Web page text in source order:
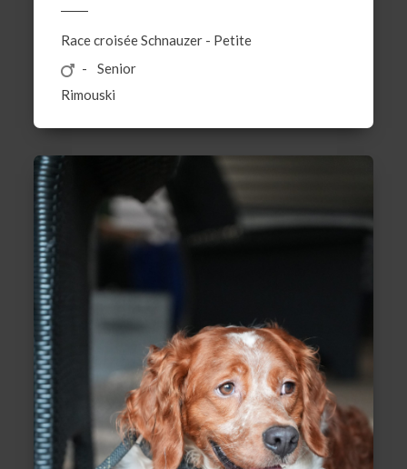
Race croiséeSchnauzer - Petite
Senior
Rimouski